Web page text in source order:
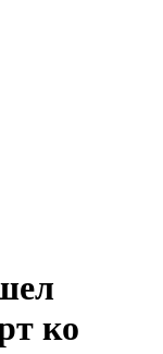
ко